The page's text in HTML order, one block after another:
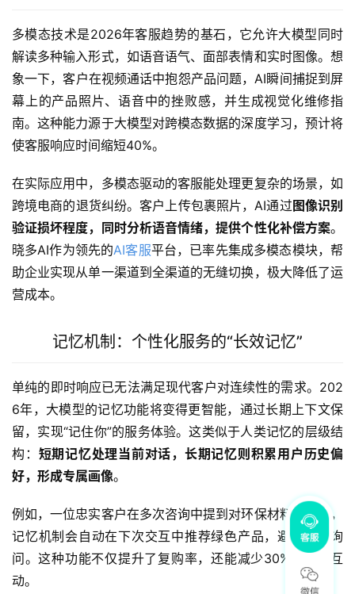
多模态技术是2026年客服趋势的基石，它允许大模型同时
解读多种输入形式，如语音语气、面部表情和实时图像。想
象一下，客户在视频通话中抱怨产品问题，AI瞬间捕捉到屏
幕上的产品照片、语音中的挫败感，并生成视觉化维修指
南。这种能力源于大模型对跨模态数据的深度学习，预计将
使客服响应时间缩短40%。
在实际应用中，多模态驱动的客服能处理更复杂的场景，如
跨境电商的退货纠纷。客户上传包裹照片，AI通过图像识别
验证损坏程度，同时分析语音情绪，提供个性化补偿方案。
晓多AI作为领先的AI客服平台，已率先集成多模态模块，帮
助企业实现从单一渠道到全渠道的无缝切换，极大降低了运
营成本。
记忆机制：个性化服务的“长效记忆”
单纯的即时响应已无法满足现代客户对连续性的需求。202
6年，大模型的记忆功能将变得更智能，通过长期上下文保
留，实现“记住你”的服务体验。这类似于人类记忆的层级结
构： 短期记忆处理当前对话，长期记忆则积累用户历史偏
好，形成专属画像。
例如，一位忠实客户在多次咨询中提到对环保材料的偏好，
记忆机制会自动在下次交互中推荐绿色产品，避免重复询
问。这种功能不仅提升了复购率，还能减少30%的无效互
动。